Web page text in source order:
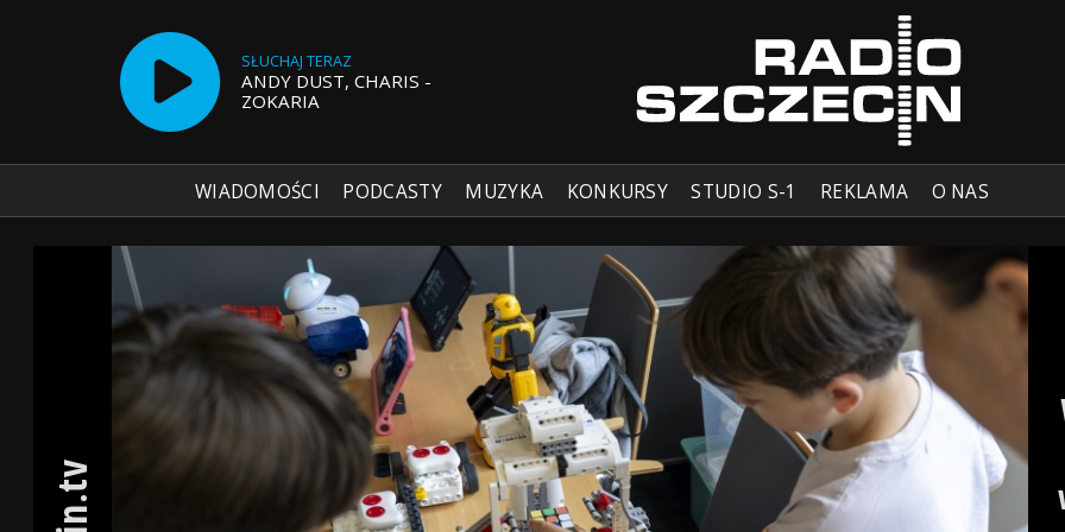
SŁUCHAJ TERAZ
ANDY DUST, CHARIS -
ZOKARIA
WIADOMOŚCI PODCASTY MUZYKA KONKURSY STUDIO S-1 REKLAMA O NAS
Radio Szczecin